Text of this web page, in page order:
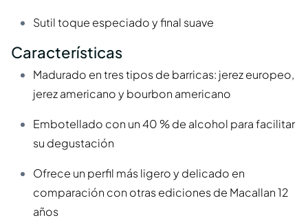
Sutil toque especiado y final suave
Características
Madurado en tres tipos de barricas: jerez europeo,
jerez americano y bourbon americano
Embotellado con un 40 % de alcohol para facilitar
su degustación
Ofrece un perfil más ligero y delicado en
comparación con otras ediciones de Macallan 12
años